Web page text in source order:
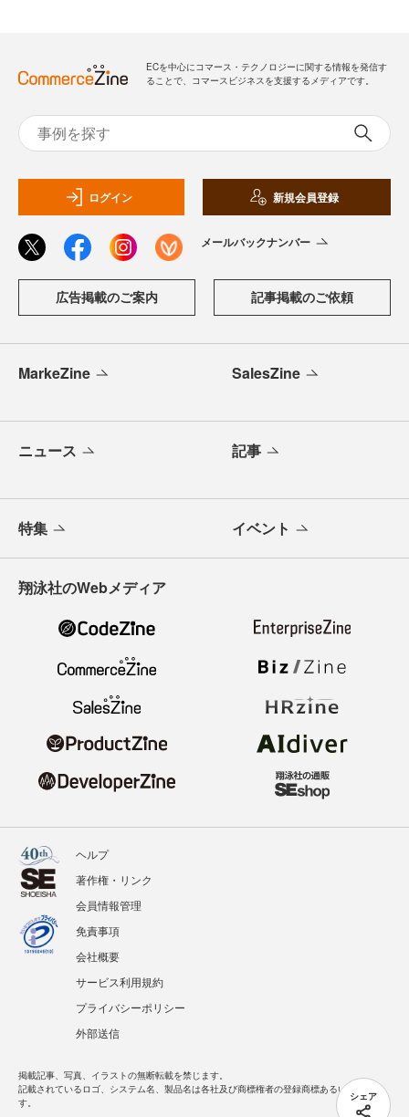
シェア
ECを中心にコマース・テクノロジーに関する情報を発信す
ることで、コマースビジネスを支援するメディアです。
ログイン 新規会員登録
メールバックナンバー
広告掲載のご案内 記事掲載のご依頼
MarkeZine SalesZine
ニュース 記事
特集 イベント
翔泳社のWebメディア
ヘルプ
著作権・リンク
会員情報管理
免責事項
会社概要
サービス利用規約
プライバシーポリシー
外部送信
掲載記事、写真、イラストの無断転載を禁じます。
記載されているロゴ、システム名、製品名は各社及び商標権者の登録商標あるいは商標で
す。